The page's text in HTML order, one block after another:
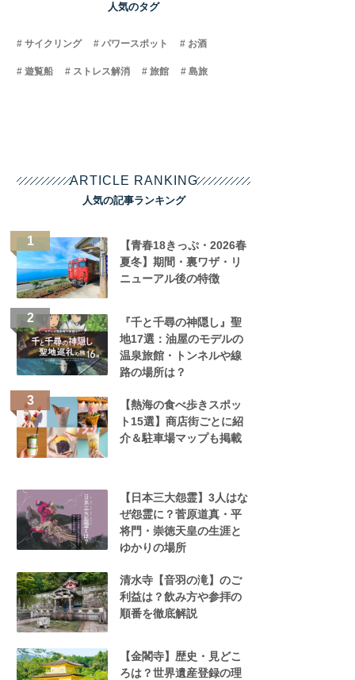
人気のタグ
サイクリング パワースポット お酒
遊覧船 ストレス解消 旅館 島旅
ARTICLE RANKING
人気の記事ランキング
【青春18きっぷ・2026春
夏冬】期間・裏ワザ・リ
ニューアル後の特徴
『千と千尋の神隠し』聖
地17選：油屋のモデルの
温泉旅館・トンネルや線
路の場所は？
【熱海の食べ歩きスポッ
ト15選】商店街ごとに紹
介＆駐車場マップも掲載
【日本三大怨霊】3人はな
ぜ怨霊に？菅原道真・平
将門・崇徳天皇の生涯と
ゆかりの場所
清水寺【音羽の滝】のご
利益は？飲み方や参拝の
順番を徹底解説
【金閣寺】歴史・見どこ
ろは？世界遺産登録の理